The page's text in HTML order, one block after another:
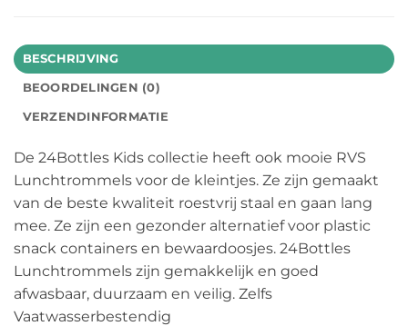
BESCHRIJVING
BEOORDELINGEN (0)
VERZENDINFORMATIE
De 24Bottles Kids collectie heeft ook mooie RVS
Lunchtrommels voor de kleintjes. Ze zijn gemaakt
van de beste kwaliteit roestvrij staal en gaan lang
mee. Ze zijn een gezonder alternatief voor plastic
snack containers en bewaardoosjes. 24Bottles
Lunchtrommels zijn gemakkelijk en goed
afwasbaar, duurzaam en veilig. Zelfs
Vaatwasserbestendig